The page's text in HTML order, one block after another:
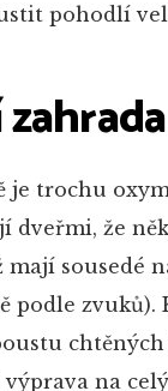
pohodlí
je trochu
dveřmi, že
mají sousedé
podle
na